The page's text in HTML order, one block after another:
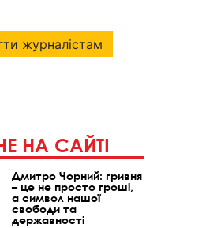
журналістам
НА САЙТІ
Дмитро Чорний: гривня
– це не просто гроші,
а символ нашої
свободи та
державності